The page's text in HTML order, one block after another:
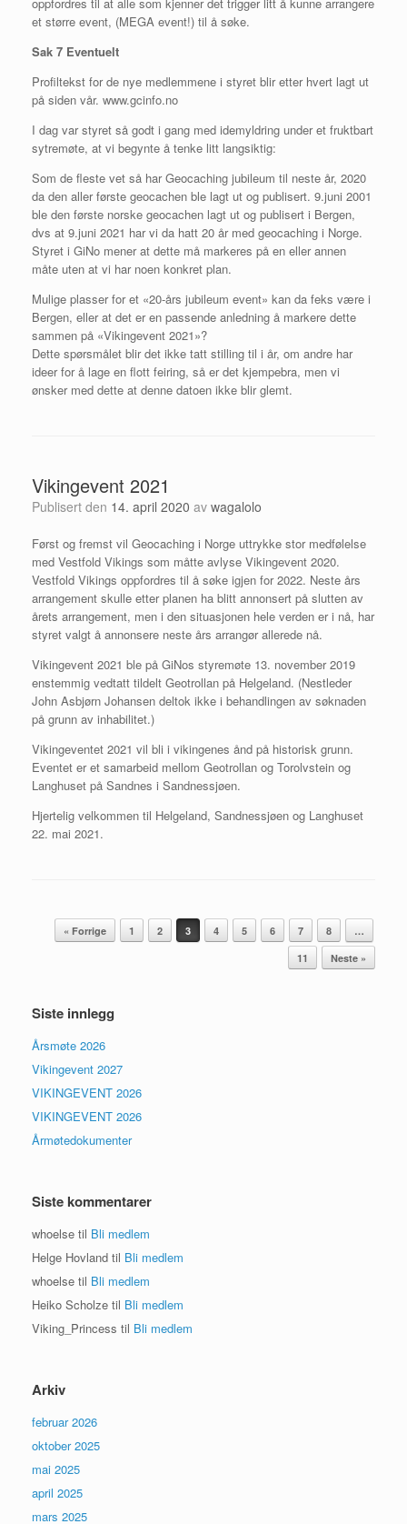
et større event, (MEGA event!) til å søke.
Sak 7 Eventuelt
Profiltekst for de nye medlemmene i styret blir etter hvert lagt ut
på siden vår. www.gcinfo.no
I dag var styret så godt i gang med idemyldring under et fruktbart
sytremøte, at vi begynte å tenke litt langsiktig:
Som de fleste vet så har Geocaching jubileum til neste år, 2020
da den aller første geocachen ble lagt ut og publisert. 9.juni 2001
ble den første norske geocachen lagt ut og publisert i Bergen,
dvs at 9.juni 2021 har vi da hatt 20 år med geocaching i Norge.
Styret i GiNo mener at dette må markeres på en eller annen
måte uten at vi har noen konkret plan.
Mulige plasser for et «20-års jubileum event» kan da feks være i
Bergen, eller at det er en passende anledning å markere dette
sammen på «Vikingevent 2021»?
Dette spørsmålet blir det ikke tatt stilling til i år, om andre har
ideer for å lage en flott feiring, så er det kjempebra, men vi
ønsker med dette at denne datoen ikke blir glemt.
Vikingevent 2021
Publisert den 14. april 2020 av wagalolo
Først og fremst vil Geocaching i Norge uttrykke stor medfølelse
med Vestfold Vikings som måtte avlyse Vikingevent 2020.
Vestfold Vikings oppfordres til å søke igjen for 2022. Neste års
arrangement skulle etter planen ha blitt annonsert på slutten av
årets arrangement, men i den situasjonen hele verden er i nå, har
styret valgt å annonsere neste års arrangør allerede nå.
Vikingevent 2021 ble på GiNos styremøte 13. november 2019
enstemmig vedtatt tildelt Geotrollan på Helgeland. (Nestleder
John Asbjørn Johansen deltok ikke i behandlingen av søknaden
på grunn av inhabilitet.)
Vikingeventet 2021 vil bli i vikingenes ånd på historisk grunn.
Eventet er et samarbeid mellom Geotrollan og Torolvstein og
Langhuset på Sandnes i Sandnessjøen.
Hjertelig velkommen til Helgeland, Sandnessjøen og Langhuset
22. mai 2021.
Innleggsnavigasjon
« Forrige 1 2 3 4 5 6 7 8
…
11
Neste »
Siste innlegg
Årsmøte 2026
Vikingevent 2027
VIKINGEVENT 2026
VIKINGEVENT 2026
Årmøtedokumenter
Siste kommentarer
whoelse til Bli medlem
Helge Hovland til Bli medlem
whoelse til Bli medlem
Heiko Scholze til Bli medlem
Viking_Princess til Bli medlem
Arkiv
februar 2026
oktober 2025
mai 2025
april 2025
mars 2025